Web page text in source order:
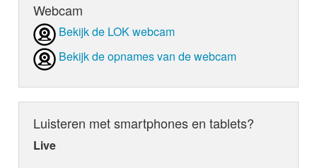
Webcam
Bekijk de LOK webcam
Bekijk de opnames van de webcam
Luisteren met smartphones en tablets?
Live